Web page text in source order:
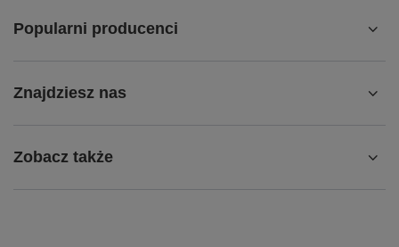
Popularni producenci
Znajdziesz nas
Zobacz także